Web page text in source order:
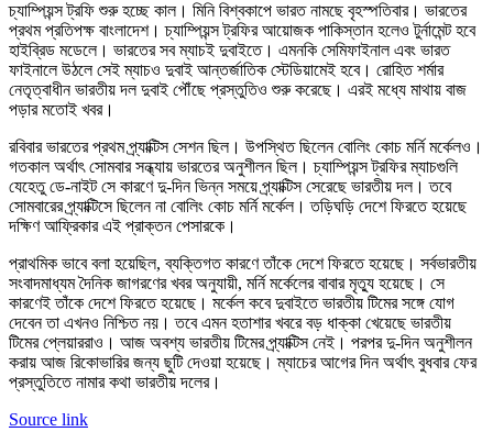
চ্যাম্পিয়ন্স ট্রফি শুরু হচ্ছে কাল। মিনি বিশ্বকাপে ভারত নামছে বৃহস্পতিবার। ভারতের
প্রথম প্রতিপক্ষ বাংলাদেশ। চ্যাম্পিয়ন্স ট্রফির আয়োজক পাকিস্তান হলেও টুর্নামেন্ট হবে
হাইব্রিড মডেলে। ভারতের সব ম্যাচই দুবাইতে। এমনকি সেমিফাইনাল এবং ভারত
ফাইনালে উঠলে সেই ম্যাচও দুবাই আন্তর্জাতিক স্টেডিয়ামেই হবে। রোহিত শর্মার
নেতৃত্বাধীন ভারতীয় দল দুবাই পৌঁছে প্রস্তুতিও শুরু করেছে। এরই মধ্যে মাথায় বাজ
পড়ার মতোই খবর।
রবিবার ভারতের প্রথম প্র্যাক্টিস সেশন ছিল। উপস্থিত ছিলেন বোলিং কোচ মর্নি মর্কেলও।
গতকাল অর্থাৎ সোমবার সন্ধ্যায় ভারতের অনুশীলন ছিল। চ্যাম্পিয়ন্স ট্রফির ম্যাচগুলি
যেহেতু ডে-নাইট সে কারণে দু-দিন ভিন্ন সময়ে প্র্যাক্টিস সেরেছে ভারতীয় দল। তবে
সোমবারের প্র্যাক্টিসে ছিলেন না বোলিং কোচ মর্নি মর্কেল। তড়িঘড়ি দেশে ফিরতে হয়েছে
দক্ষিণ আফ্রিকার এই প্রাক্তন পেসারকে।
প্রাথমিক ভাবে বলা হয়েছিল, ব্যক্তিগত কারণে তাঁকে দেশে ফিরতে হয়েছে। সর্বভারতীয়
সংবাদমাধ্যম দৈনিক জাগরণের খবর অনুযায়ী, মর্নি মর্কেলের বাবার মৃত্যু হয়েছে। সে
কারণেই তাঁকে দেশে ফিরতে হয়েছে। মর্কেল কবে দুবাইতে ভারতীয় টিমের সঙ্গে যোগ
দেবেন তা এখনও নিশ্চিত নয়। তবে এমন হতাশার খবরে বড় ধাক্কা খেয়েছে ভারতীয়
টিমের প্লেয়াররাও। আজ অবশ্য ভারতীয় টিমের প্র্যাক্টিস নেই। পরপর দু-দিন অনুশীলন
করায় আজ রিকোভারির জন্য ছুটি দেওয়া হয়েছে। ম্যাচের আগের দিন অর্থাৎ বুধবার ফের
প্রস্তুতিতে নামার কথা ভারতীয় দলের।
Source link